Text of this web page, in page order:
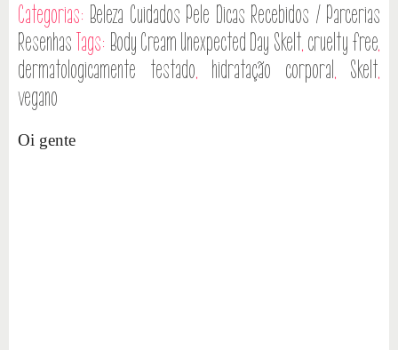
Categorias: Beleza Cuidados Pele Dicas Recebidos / Parcerias
Resenhas Tags: Body Cream Unexpected Day Skelt, cruelty free,
dermatologicamente testado, hidratação corporal, Skelt,
vegano
Oi gente